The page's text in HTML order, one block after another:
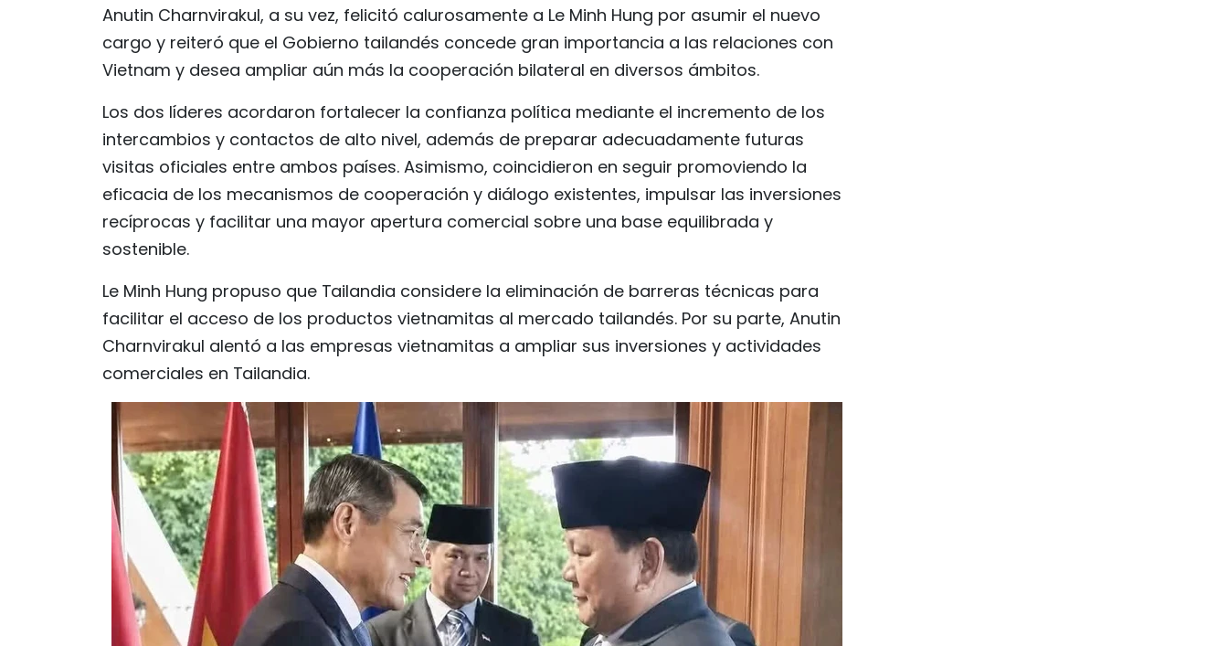
Anutin Charnvirakul, a su vez, felicitó calurosamente a Le Minh Hung por asumir el nuevo
cargo y reiteró que el Gobierno tailandés concede gran importancia a las relaciones con
Vietnam y desea ampliar aún más la cooperación bilateral en diversos ámbitos.
Los dos líderes acordaron fortalecer la confianza política mediante el incremento de los
intercambios y contactos de alto nivel, además de preparar adecuadamente futuras
visitas oficiales entre ambos países. Asimismo, coincidieron en seguir promoviendo la
eficacia de los mecanismos de cooperación y diálogo existentes, impulsar las inversiones
recíprocas y facilitar una mayor apertura comercial sobre una base equilibrada y
sostenible.
Le Minh Hung propuso que Tailandia considere la eliminación de barreras técnicas para
facilitar el acceso de los productos vietnamitas al mercado tailandés. Por su parte, Anutin
Charnvirakul alentó a las empresas vietnamitas a ampliar sus inversiones y actividades
comerciales en Tailandia.